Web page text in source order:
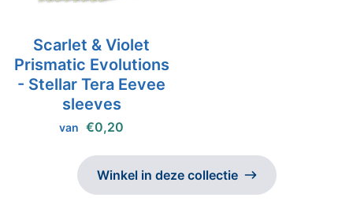
Scarlet & Violet
Prismatic Evolutions
- Stellar Tera Eevee
sleeves
van €0,20
Winkel in deze collectie